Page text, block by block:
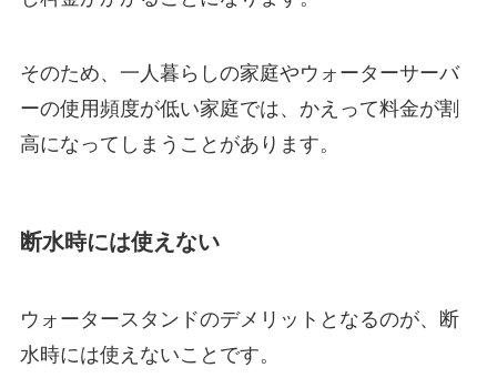
そのため、一人暮らしの家庭やウォーターサーバ
ーの使用頻度が低い家庭では、かえって料金が割
高になってしまうことがあります。
断水時には使えない
ウォータースタンドのデメリットとなるのが、断
水時には使えないことです。